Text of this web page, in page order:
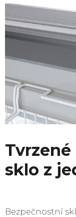
sklo z
Bezpečnostní